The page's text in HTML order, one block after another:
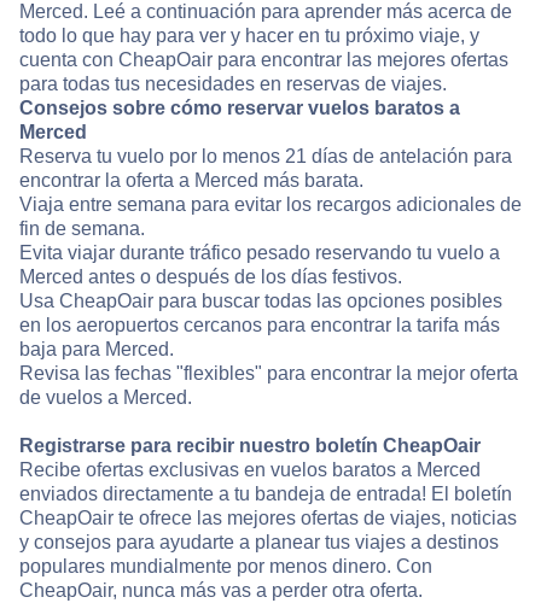
Merced. Leé a continuación para aprender más acerca de
todo lo que hay para ver y hacer en tu próximo viaje, y
cuenta con CheapOair para encontrar las mejores ofertas
para todas tus necesidades en reservas de viajes.
Consejos sobre cómo reservar vuelos baratos a
Merced
Reserva tu vuelo por lo menos 21 días de antelación para
encontrar la oferta a Merced más barata.
Viaja entre semana para evitar los recargos adicionales de
fin de semana.
Evita viajar durante tráfico pesado reservando tu vuelo a
Merced antes o después de los días festivos.
Usa CheapOair para buscar todas las opciones posibles
en los aeropuertos cercanos para encontrar la tarifa más
baja para Merced.
Revisa las fechas "flexibles" para encontrar la mejor oferta
de vuelos a Merced.
Registrarse para recibir nuestro boletín CheapOair
Recibe ofertas exclusivas en vuelos baratos a Merced
enviados directamente a tu bandeja de entrada! El boletín
CheapOair te ofrece las mejores ofertas de viajes, noticias
y consejos para ayudarte a planear tus viajes a destinos
populares mundialmente por menos dinero. Con
CheapOair, nunca más vas a perder otra oferta.